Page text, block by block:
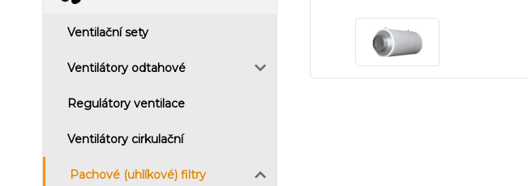
Ventilační sety
Ventilátory odtahové
Regulátory ventilace
Ventilátory cirkulační
Pachové (uhlíkové) filtry